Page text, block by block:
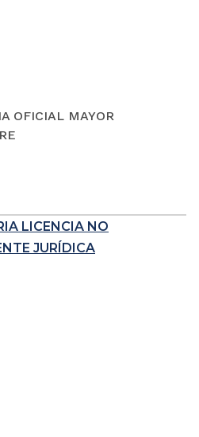
OFICIAL MAYOR
LICENCIA NO
JURÍDICA